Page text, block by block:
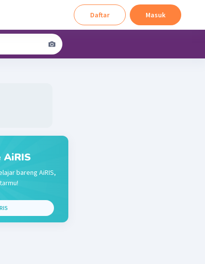
Daftar Masuk
AiRIS
bareng AiRIS,